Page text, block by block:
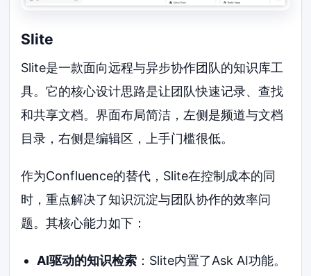
Slite
Slite是一款面向远程与异步协作团队的知识库工
具。它的核心设计思路是让团队快速记录、查找
和共享文档。界面布局简洁，左侧是频道与文档
目录，右侧是编辑区，上手门槛很低。
作为Confluence的替代，Slite在控制成本的同
时，重点解决了知识沉淀与团队协作的效率问
题。其核心能力如下：
AI驱动的知识检索：Slite内置了Ask AI功能。